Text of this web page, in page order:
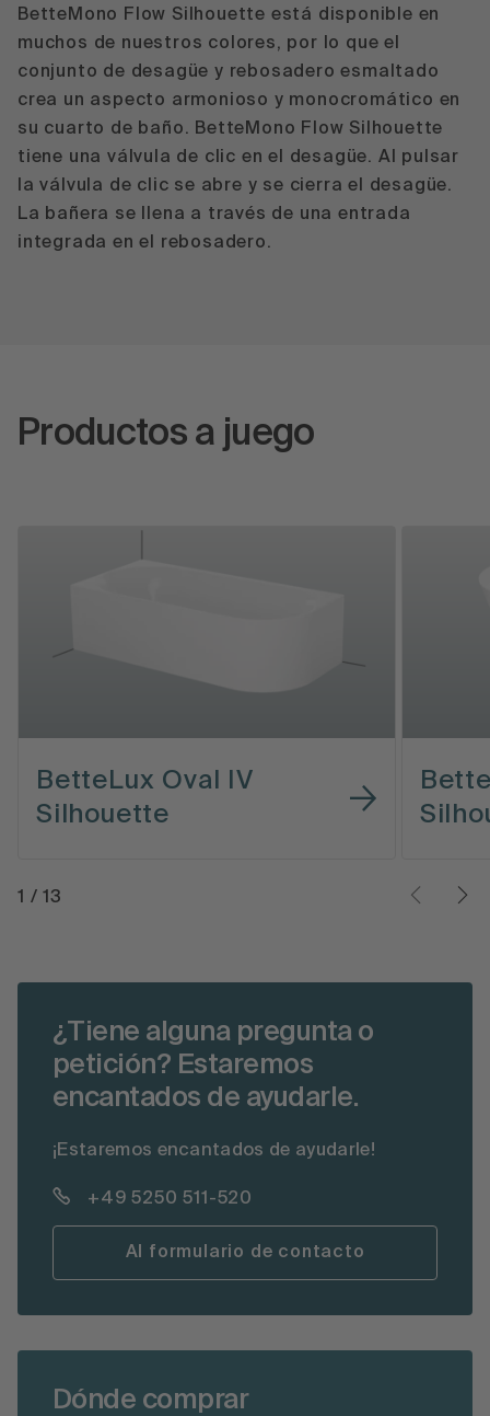
BetteMono Flow Silhouette está disponible en
muchos de nuestros colores, por lo que el
conjunto de desagüe y rebosadero esmaltado
crea un aspecto armonioso y monocromático en
su cuarto de baño. BetteMono Flow Silhouette
tiene una válvula de clic en el desagüe. Al pulsar
la válvula de clic se abre y se cierra el desagüe.
La bañera se llena a través de una entrada
integrada en el rebosadero.
Productos a juego
BetteLux Oval IV
Silhouette
1 /13
¿Tiene alguna pregunta o
petición? Estaremos
encantados de ayudarle.
¡Estaremos encantados de ayudarle!
+49 5250 511-520
Al formulario de contacto
Dónde comprar